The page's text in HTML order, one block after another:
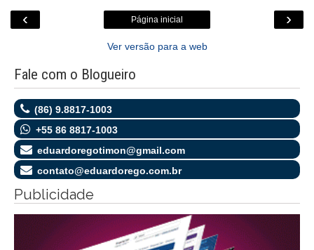
‹ ›
Página inicial
Ver versão para a web
Fale com o Blogueiro
(86) 9.8817-1003
+55 86 8817-1003
eduardoregotimon@gmail.com
contato@eduardorego.com.br
Publicidade